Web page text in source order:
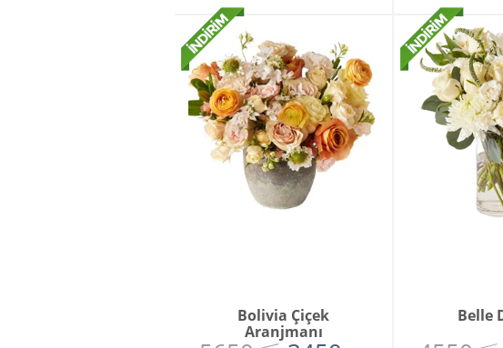
Bolivia Çiçek
Aranjmanı
Belle